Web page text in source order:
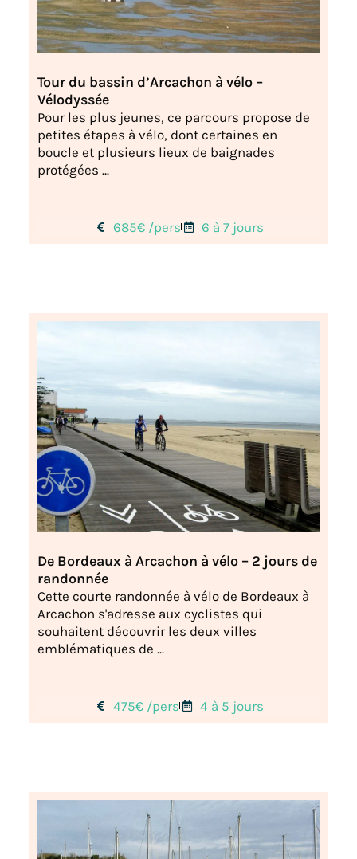
Tour du bassin d’Arcachon à vélo –
Vélodyssée
Pour les plus jeunes, ce parcours propose de
petites étapes à vélo, dont certaines en
boucle et plusieurs lieux de baignades
protégées ...
685€ /pers 6 à 7 jours
De Bordeaux à Arcachon à vélo – 2 jours de
randonnée
Cette courte randonnée à vélo de Bordeaux à
Arcachon s'adresse aux cyclistes qui
souhaitent découvrir les deux villes
emblématiques de ...
475€ /pers 4 à 5 jours